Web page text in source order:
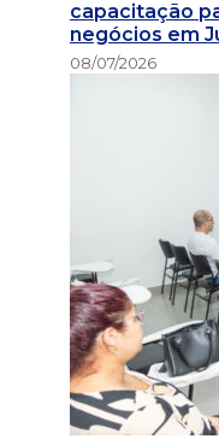
capacitação
negócios em
08/07/2026